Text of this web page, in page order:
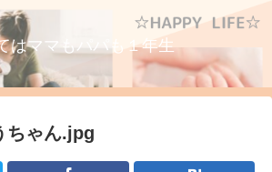
はママもパパも１年生
ちゃん.jpg